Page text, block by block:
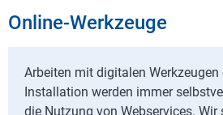
Online-Werkzeuge
Arbeiten mit digitalen
Installation werden immer
die Nutzung von Webservices. Wir